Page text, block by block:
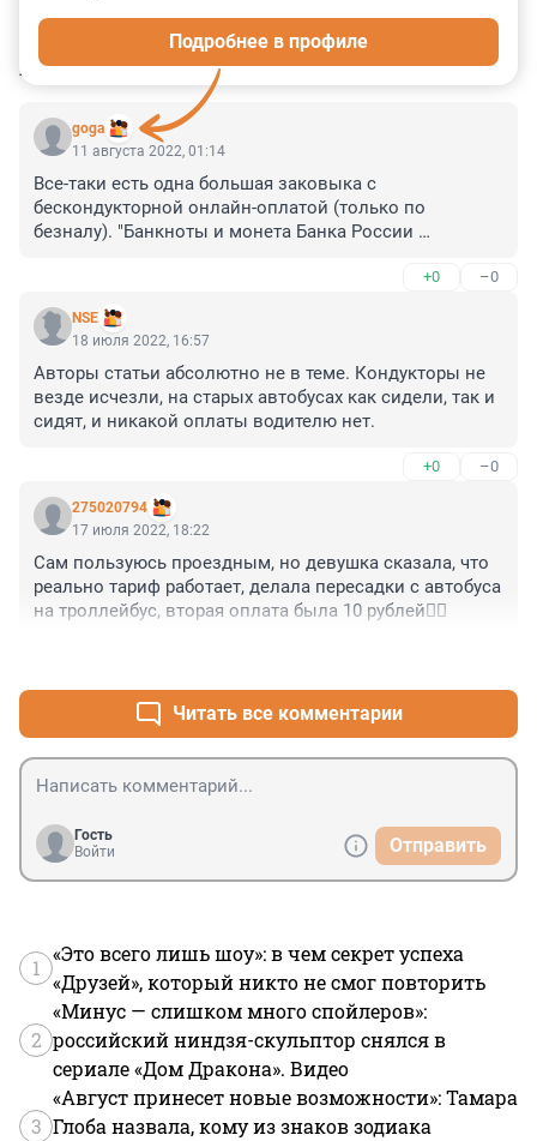
КОММЕНТАРИИ 56
goga
Подробнее в профиле
11 августа 2022, 01:14
Все-таки есть одна большая заковыка с
бескондукторной онлайн-оплатой (только по
безналу). "Банкноты и монета Банка России
платежей..." ст.30 86-ФЗ "О Центральном Банке
Российской Федерации (Банке России)". Умный город
страдает правовым нигилизмом? Странно, что
регионы экспериментируют, перешагивая через
действующее законодательство.
+0 –0
NSE
18 июля 2022, 16:57
Авторы статьи абсолютно не в теме. Кондукторы не
везде исчезли, на старых автобусах как сидели, так и
сидят, и никакой оплаты водителю нет.
+0 –0
275020794
17 июля 2022, 18:22
Сам пользуюсь проездным, но девушка сказала, что
реально тариф работает, делала пересадки с автобуса
на троллейбус, вторая оплата была 10 рублей👍🏻
Читать все комментарии
Гость
Войти
Отправить
1
«Это всего лишь шоу»: в чем секрет успеха
«Друзей», который никто не смог повторить
2
«Минус — слишком много спойлеров»:
российский ниндзя-скульптор снялся в
сериале «Дом Дракона». Видео
3
«Август принесет новые возможности»: Тамара
Глоба назвала, кому из знаков зодиака